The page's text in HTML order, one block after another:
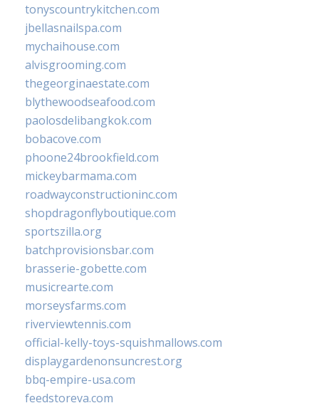
tonyscountrykitchen.com
jbellasnailspa.com
mychaihouse.com
alvisgrooming.com
thegeorginaestate.com
blythewoodseafood.com
paolosdelibangkok.com
bobacove.com
phoone24brookfield.com
mickeybarmama.com
roadwayconstructioninc.com
shopdragonflyboutique.com
sportszilla.org
batchprovisionsbar.com
brasserie-gobette.com
musicrearte.com
morseysfarms.com
riverviewtennis.com
official-kelly-toys-squishmallows.com
displaygardenonsuncrest.org
bbq-empire-usa.com
feedstoreva.com